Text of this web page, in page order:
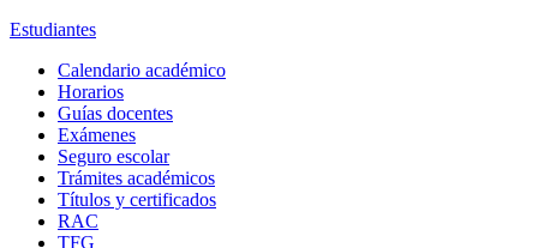
Estudiantes
Calendario académico
Horarios
Guías docentes
Exámenes
Seguro escolar
Trámites académicos
Títulos y certificados
RAC
TFG